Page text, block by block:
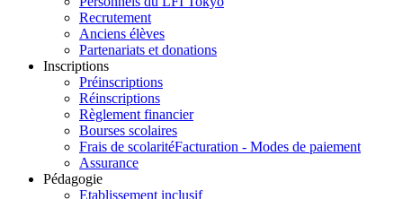
Recrutement
Anciens élèves
Partenariats et donations
Inscriptions
Préinscriptions
Réinscriptions
Règlement financier
Bourses scolaires
Frais de scolaritéFacturation - Modes de paiement
Assurance
Pédagogie
Etablissement inclusif